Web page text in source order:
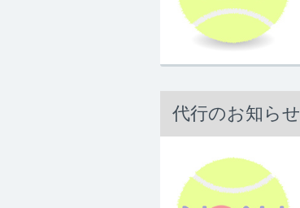
代行のお知らせ